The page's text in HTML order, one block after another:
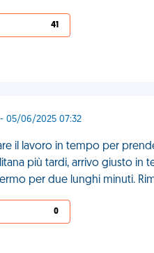
41
05/06/2025 07:32
il lavoro in tempo per
più tardi, arrivo giusto in
per due lunghi minuti.
0